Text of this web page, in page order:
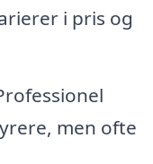
i pris og
men ofte